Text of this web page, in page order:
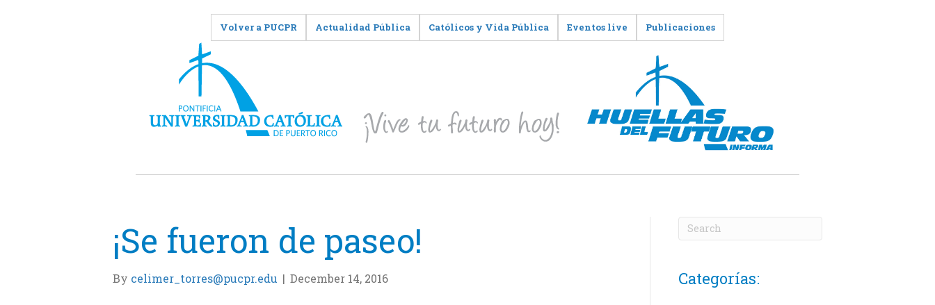
Volver a PUCPR Actualidad Pública Católicos y Vida Pública Eventos live Publicaciones
¡Se fueron de paseo!
By celimer_torres@pucpr.edu | December 14, 2016 Categorías: